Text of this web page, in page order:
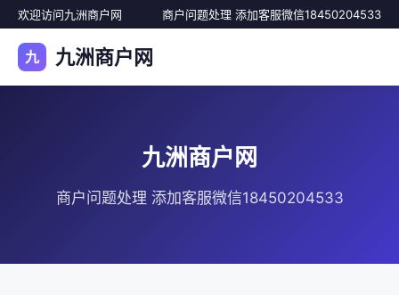
欢迎访问九洲商户网 商户问题处理 添加客服微信18450204533
九 九洲商户网
九洲商户网
商户问题处理 添加客服微信18450204533